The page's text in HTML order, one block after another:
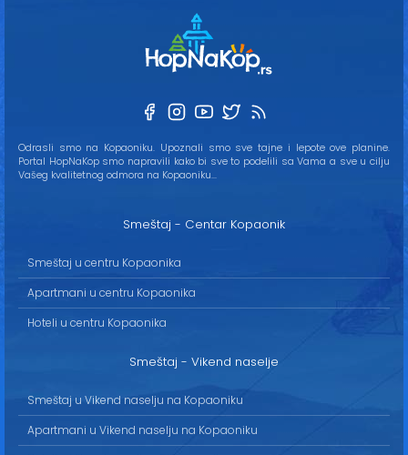
Odrasli smo na Kopaoniku. Upoznali smo sve tajne i lepote ove planine.
Portal HopNaKop smo napravili kako bi sve to podelili sa Vama a sve u cilju
Vašeg kvalitetnog odmora na Kopaoniku...
Smeštaj - Centar Kopaonik
Smeštaj u centru Kopaonika
Apartmani u centru Kopaonika
Hoteli u centru Kopaonika
Smeštaj - Vikend naselje
Smeštaj u Vikend naselju na Kopaoniku
Apartmani u Vikend naselju na Kopaoniku